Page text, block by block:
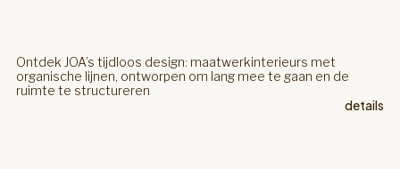
Ontdek JOA’s tijdloos design: maatwerkinterieurs met
organische lijnen, ontworpen om lang mee te gaan en de
ruimte te structureren
details